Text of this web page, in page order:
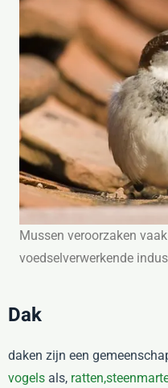
Mussen veroorzaken
voedselverwerkende
Dak
daken zijn een
vogels als, ratten,